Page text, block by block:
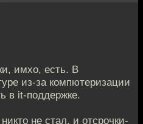
имхо, есть. В
из-за компютеризации
в it-поддержке.
не стал, и отсрочки-